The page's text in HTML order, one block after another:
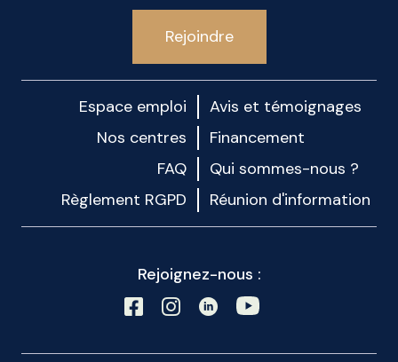
Rejoindre
Espace emploi
Avis et témoignages
Nos centres
Financement
FAQ
Qui sommes-nous ?
Règlement RGPD
Réunion d'information
Rejoignez-nous :